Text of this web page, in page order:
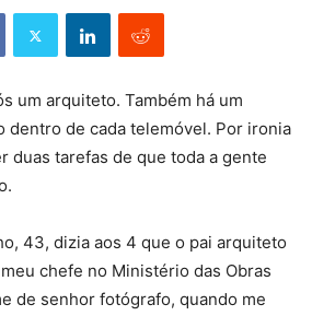
um arquiteto. Também há um
dentro de cada telemóvel. Por ironia
duas tarefas de que toda a gente
43, dizia aos 4 que o pai arquiteto
chefe no Ministério das Obras
de senhor fotógrafo, quando me